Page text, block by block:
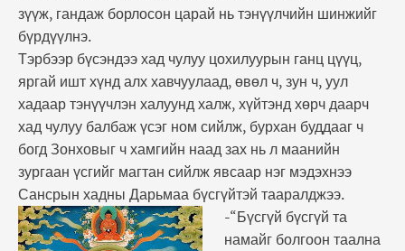
зүүж, гандаж борлосон царай нь тэнүүлчийн шинжийг
бүрдүүлнэ.
Тэрбээр бүсэндээ хад чулуу цохилуурын ганц цүүц,
яргай ишт хүнд алх хавчуулаад, өвөл ч, зун ч, уул
хадаар тэнүүчлэн халуунд халж, хүйтэнд хөрч даарч
хад чулуу балбаж үсэг ном сийлж, бурхан буддааг ч
богд Зонховыг ч хамгийн наад зах нь л маанийн
зургаан үсгийг магтан сийлж явсаар нэг мэдэхнээ
Сансрын хадны Дарьмаа бүсгүйтэй тааралджээ.
-“Бүсгүй бүсгүй та
намайг болгоон таална